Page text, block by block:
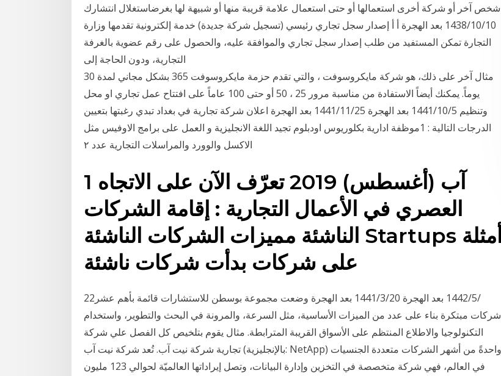
شخص آخر أو شركة أخرى استعمالها أو حتى استعمال علامة قريبة منها أو شبيهة لها بغرضاستغلال انتشارك
10‏‏/10‏‏/1438 بعد الهجرة أ أ إصدار سجل تجاري رئيسي (تسجيل شركة جديدة) خدمة إلكترونية تقدمها وزارة
التجارة تمكن المستفيد من طلب إصدار سجل تجاري والموافقة عليه، والحصول على رقم عضوية بالغرفة
التجارية، ودون الحاجة إلى
مثال آخر على ذلك، هو شركة مايكروسوفت ، والتي تقدم حزمة مايكروسوفت 365 بشكل مجاني لمدة 30
يوماً. يمكنك أيضاً الاستفادة من مناسبة مرور 25 ، 50 أو حتى 100 عاماً على افتتاح عمل تجاري او محل
وتنظيم 5‏‏/10‏‏/1441 بعد الهجرة 25‏‏/11‏‏/1441 بعد الهجرة اعلان شركة تجارية في بغداد تبدي رغبتها بتعيين
الدرجات التالية : 1موظفة ادارية بكلوريوس اودبلوم تجيد اللغة الانجليزية و العمل على برامج الاوفيس مثل
الاكسل والوورد والمراسلات التجارية عدد ٢
1 آب (أغسطس) 2019 تعرّف الآن على الاتجاه
العصري في الأعمال التجارية : إقامة الشركات
الناشئة مميزات الشركات الناشئة Startups أمثلة
22‏‏/5‏‏/1442 بعد الهجرة 20‏‏/3‏‏/1441 بعد الهجرة وضعت مجموعة بوسطن للاستشارات قائمة بأهم عشر
شركات مبتكرة بناء على عدد من الميزات الأساسية، مثل السرعة، والمرونة في البحث والتطوير، واستخدام
التكنولوجيا والاطلاع المنتظم على الأسواق القريبة المترابطة. مثال يقوم بتلخيص كل الفصل علي شركة
تجارية شركة نيت آب. تُعد شركة نيت آب (بالإنجليزية: NetApp) واحدةً من أشهر الشركات متعددة الجنسيات
في العالم، فهي شركة متخصصة في التخزين وإدارة البيانات، وتصل إيراداتها العالميّة لحوالي 123 مليون